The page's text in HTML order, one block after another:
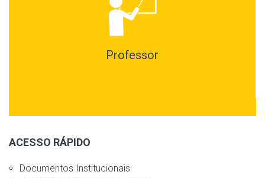
Professor
ACESSO RÁPIDO
Documentos Institucionais